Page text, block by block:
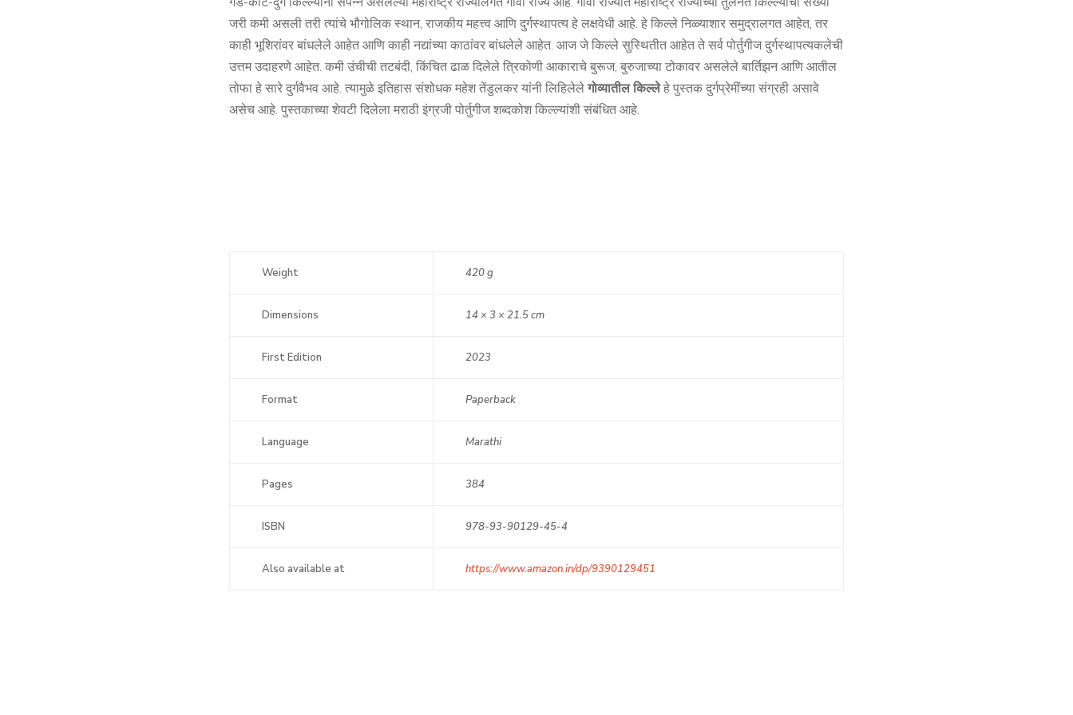
जरी कमी असली तरी त्यांचे भौगोलिक स्थान, राजकीय महत्त्व आणि दुर्गस्थापत्य हे लक्षवेधी आहे. हे किल्ले निळ्याशार समुद्रालगत आहेत, तर
काही भूशिरांवर बांधलेले आहेत आणि काही नद्यांच्या काठांवर बांधलेले आहेत. आज जे किल्ले सुस्थितीत आहेत ते सर्व पोर्तुगीज दुर्गस्थापत्यकलेची
उत्तम उदाहरणे आहेत. कमी उंचीची तटबंदी, किंचित ढाळ दिलेले त्रिकोणी आकाराचे बुरूज, बुरुजाच्या टोकावर असलेले बार्तिझन आणि आतील
तोफा हे सारे दुर्गवैभव आहे. त्यामुळे इतिहास संशोधक महेश तेंडुलकर यांनी लिहिलेलेगोव्यातील किल्लेहे पुस्तक दुर्गप्रेमींच्या संग्रही असावे
असेच आहे. पुस्तकाच्या शेवटी दिलेला मराठी इंग्रजी पोर्तुगीज शब्दकोश किल्ल्यांशी संबंधित आहे.
Weight 420 g
Dimensions 14 × 3 × 21.5 cm
First Edition 2023
Format Paperback
Language Marathi
Pages 384
ISBN 978-93-90129-45-4
Also available at https://www.amazon.in/dp/9390129451